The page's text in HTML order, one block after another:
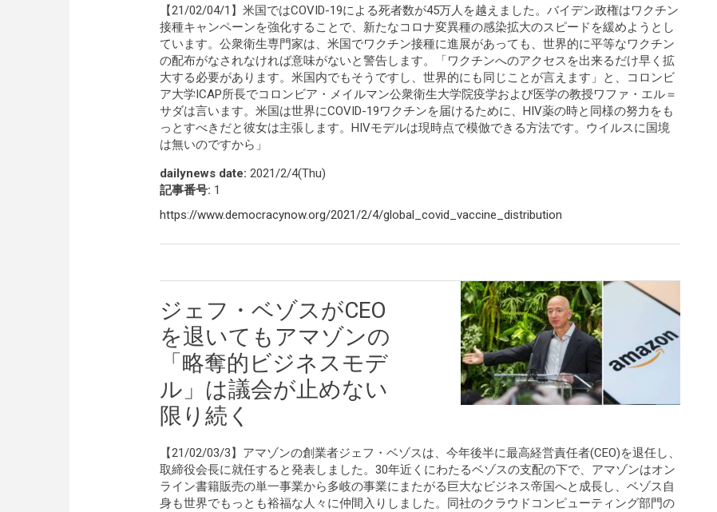
【21/02/04/1】米国ではCOVID-19による死者数が45万人を越えました。バイデン政権はワクチン
接種キャンペーンを強化することで、新たなコロナ変異種の感染拡大のスピードを緩めようとし
ています。公衆衛生専門家は、米国でワクチン接種に進展があっても、世界的に平等なワクチン
の配布がなされなければ意味がないと警告します。「ワクチンへのアクセスを出来るだけ早く拡
大する必要があります。米国内でもそうですし、世界的にも同じことが言えます」と、コロンビ
ア大学ICAP所長でコロンビア・メイルマン公衆衛生大学院疫学および医学の教授ワファ・エル＝
サダは言います。米国は世界にCOVID-19ワクチンを届けるために、HIV薬の時と同様の努力をも
っとすべきだと彼女は主張します。HIVモデルは現時点で模倣できる方法です。ウイルスに国境
は無いのですから」
dailynews date: 2021/2/4(Thu)
記事番号: 1
https://www.democracynow.org/2021/2/4/global_covid_vaccine_distribution
ジェフ・ベゾスがCEO
を退いてもアマゾンの
「略奪的ビジネスモデ
ル」は議会が止めない
限り続く
【21/02/03/3】アマゾンの創業者ジェフ・ベゾスは、今年後半に最高経営責任者(CEO)を退任し、
取締役会長に就任すると発表しました。30年近くにわたるベゾスの支配の下で、アマゾンはオン
ライン書籍販売の単一事業から多岐の事業にまたがる巨大なビジネス帝国へと成長し、ベゾス自
身も世界でもっとも裕福な人々に仲間入りしました。同社のクラウドコンピューティング部門の